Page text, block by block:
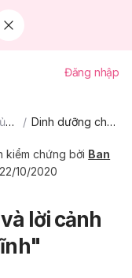
Đăng nhập
Năm đầu đời của bé Dinh dưỡng cho bé
kiểm chứng bởi Ban
10/2020
lời cảnh